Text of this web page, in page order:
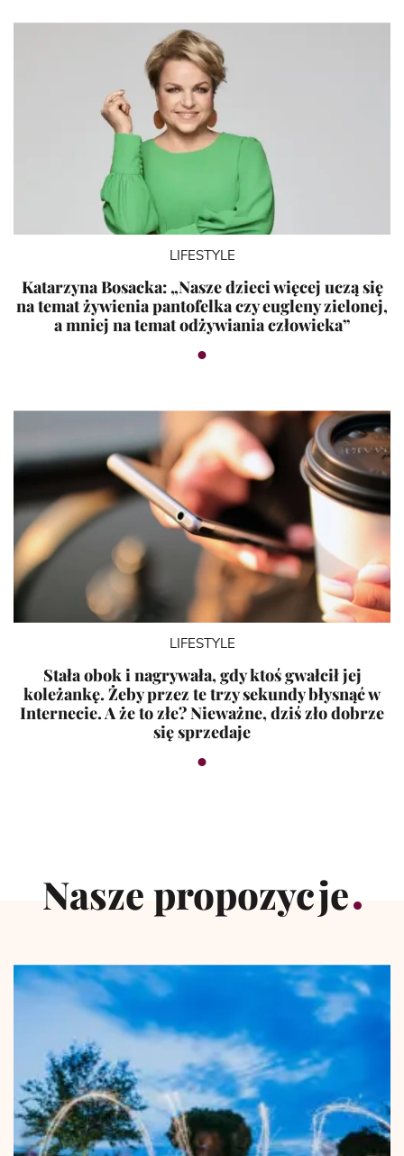
LIFESTYLE
Katarzyna Bosacka: „Nasze dzieci więcej uczą się
na temat żywienia pantofelka czy eugleny zielonej,
a mniej na temat odżywiania człowieka”
LIFESTYLE
Stała obok i nagrywała, gdy ktoś gwałcił jej
koleżankę. Żeby przez te trzy sekundy błysnąć w
Internecie. A że to złe? Nieważne, dziś zło dobrze
się sprzedaje
Nasze propozycje